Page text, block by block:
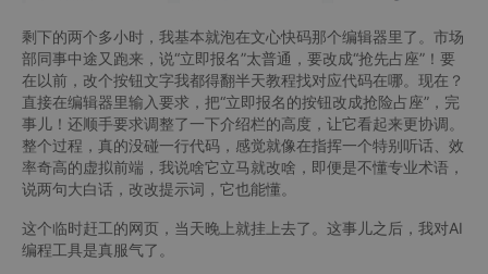
剩下的两个多小时，我基本就泡在文心快码那个编辑器里了。市场
部同事中途又跑来，说“立即报名”太普通，要改成“抢先占座”！要
在以前，改个按钮文字我都得翻半天教程找对应代码在哪。现在？
直接在编辑器里输入要求，把“立即报名的按钮改成抢险占座”，完
事儿！还顺手要求调整了一下介绍栏的高度，让它看起来更协调。
整个过程，真的没碰一行代码，感觉就像在指挥一个特别听话、效
率奇高的虚拟前端，我说啥它立马就改啥，即便是不懂专业术语，
说两句大白话，改改提示词，它也能懂。
这个临时赶工的网页，当天晚上就挂上去了。这事儿之后，我对AI
编程工具是真服气了。